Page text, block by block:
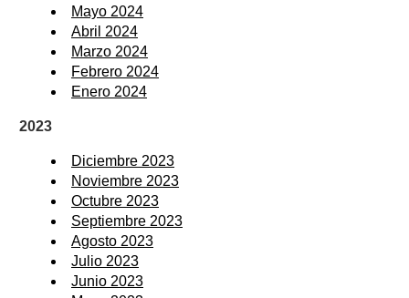
Mayo 2024
Abril 2024
Marzo 2024
Febrero 2024
Enero 2024
2023
Diciembre 2023
Noviembre 2023
Octubre 2023
Septiembre 2023
Agosto 2023
Julio 2023
Junio 2023